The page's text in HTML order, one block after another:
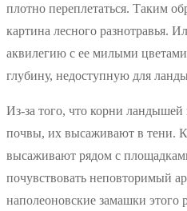
плотно переплетаться. Таким
картина лесного разнотравья.
аквилегию с ее милыми
глубину, недоступную для
Из-за того, что корни ландышей
почвы, их высаживают в тени.
высаживают рядом с
почувствовать неповторимый
наполеоновские замашки этого